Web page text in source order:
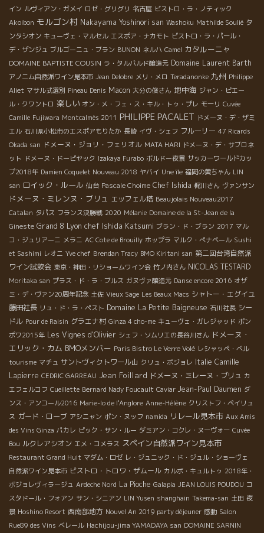
イン ルヴィアン・ガメイ ロゼ・グリグリ 名古屋 ビストロ・ラ・ノティック
Akoibon モルゴン村 Nakayama Yoshinori san Washoku Mathilde Soulié タ
ンタシオン キューヴェ・マルセル エスポア・ナカモト ビストロ・ラ・パール・
デ・ザンジュ ブルゴーニュ・ブラン BUNON ネルハ Camel カタルーニャ
DOMAINE BAPTISTE COUSIN ラ・タルバルド醸造元 Domaine Laurent Barth
アノニム自然派ワイン見本市 Jean Delobre メリ・メロ Teradanonke 九州 Philippe
Aliet マサル式選別 Pineau Denis Macon 大分の俊さん 地中海 ジャン・ピエー
ル・クワントロ 楽しい オン・メ・フェ・ス・キル・トゥ・プレ モーリ Cuvée
Camille Fujiwara Montcalmès 2011 PHILIPPE PACALET ドメーヌ・デ・ザミ
エル 石川県小松市のエスポアもりたか 長崎 イヴ・シェフ フルーリー 47 Ricards
Okada san ドメーヌ・ジョリ・フェリオル MATA HARI ドメーヌ・デ・サブロネ
ット ドメーヌ・ドーピヤック Izakaya Furabo ボルドー夜景 サッカーワールドカッ
プ2018年 Damien Coquelet Nouveau 2018 ヤバイ Une île 福岡の黄ちゃん LIN
san ロイック・ルール 仙台 Pascale Choime Chef Ishida 梶川さん ヴァンサン
ドメーヌ・ミレンヌ・ブリュ エッフェル塔 Beaujolais Nouveau2017
Catalan タパス フランス決勝戦 2020 Mélanie Domaine de la St-Jean de la
Gineste Grand 8 Lyon chef Ishida Katsumi ブラン・ド・ブラン 2017 マル
コ・ジュリアーニ メラニ AC Cote de Brouilly ホップラ マルク・ぺナベール Sushi
et Sashimi レオニ Yve chef Brendan Tracy BMO Kiritani san 第二回台湾自然派
ワイン試飲会 東京・神田・リショームワイン会 竹ノ内さん NICOLAS TESTARD
Moritaka san プラス・ド・ラ・ブルス ガヌヴァ醸造元 Danse encore 2016 オザ
ミ・デ・ヴァン20周年記念 土佐 Vieux Sage Les Beaux Macs シャトー・エグイユ
藤田社長 リュ・ド・ラ・ペスト Domaine La Petite Baigneuse 石川社長 シー
ドル Pour de Raisin グラエナ村 Ginza 4 cho-me キューヴェ・ガレジャッド ポン
ポワ2015年 Les Vignes d'Olivier シェフ・ソムリエの長谷川さん ドメーヌ・
エリック・カム BMOメンバー Paris Bistro Le Verre Volé レシャッペ・ベル
tourisme マチュ サントヴィクトワール山 クリュ・ボジョレ Italie Camille
Lapierre CEDRIC GARREAU Jean Foillard ドメーヌ・ミレーヌ・ブリュ カ
エフェルコフ Cueillette Bernard Nady Foucault Caviar Jean-Paul Daumen ダ
ンス・アンコール2016 Marie-lo de l'Anglore Anne-Hélène クリストフ・ペイリュ
ス ガード・ローブ アシニャン ポン・ヌッフ namida リレール見本市 Aux Amis
des Vins Ginza パカレ ピック・サン・ルー ダミアン・コクレ・ヌーヴォー Cuvée
Bou ルクレアシオン エメ・コメラス スペイン自然派ワイン見本市
Restaurant Grand Huit マダム・ロゼ レ・ジュニック・ド・ジュル・ショーヴェ
自然派ワイン見本市 ビストロ・トロワ・ザムール カルボ・キュルトゥ 2018年・
ボジョレヴィラージュ Ardeche Nord La Pioche Galapia JEAN LOUIS POUDOU コ
スタドール・フォアン サン・シニアン LIN Yusen shanghain Takema-san 土田 夜
景 Hoshino Resort 西南部地方 Nouvel An 2019 party déjeuner 感動 Salon
Rue89 des Vins ベレール Hachijou-jima YAMADAYA san DOMAINE SARNIN